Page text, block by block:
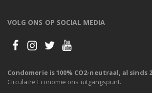
VOLG ONS OP SOCIAL MEDIA
Condomerie is 100% CO2-neutraal, al sinds
Circulaire Economie ons uitgangspunt.